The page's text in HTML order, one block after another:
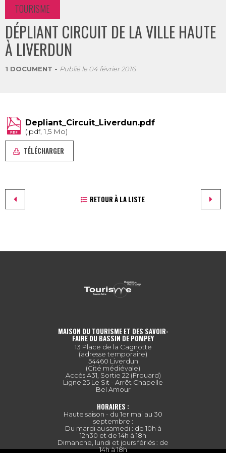
TOURISME
DÉPLIANT CIRCUIT DE LA VILLE HAUTE
À LIVERDUN
1 DOCUMENT Publié le 04 février 2016
Depliant_Circuit_Liverdun.pdf
(.pdf, 1,5 Mo)
TÉLÉCHARGER
RETOUR À LA LISTE
MAISON DU TOURISME ET DES SAVOIR-
FAIRE DU BASSIN DE POMPEY
13 Place de la Cagnotte
(adresse temporaire)
54460 Liverdun
(Cité médiévale)
Accès A31, Sortie 22 (Frouard)
Ligne 25 Le Sit - Arrêt Chapelle
Bel Amour
HORAIRES :
Haute saison - du 1er mai au 30
septembre :
Du mardi au samedi : de 10h à
12h30 et de 14h à 18h
Dimanche, lundi et jours fériés : de
14h à 18h